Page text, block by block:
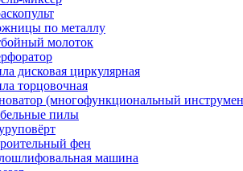
по металлу
молоток
дисковая циркулярная
торцовочная
(многофункциональный
пилы
фен
машина